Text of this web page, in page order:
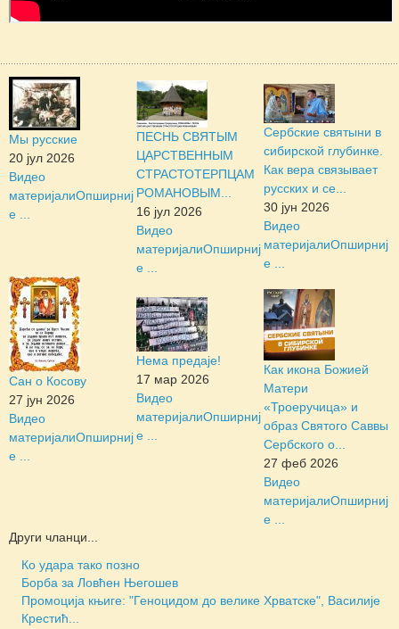
Мы русские
20 јул 2026
Видео
материјалиОпширниј
е ...
ПЕСНЬ СВЯТЫМ
ЦАРСТВЕННЫМ
СТРАСТОТЕРПЦАМ
РОМАНОВЫМ...
16 јул 2026
Видео
материјалиОпширниј
е ...
Сербские святыни в
сибирской глубинке.
Как вера связывает
русских и се...
30 јун 2026
Видео
материјалиОпширниј
е ...
Сан о Косову
27 јун 2026
Видео
материјалиОпширниј
е ...
Нема предаје!
17 мар 2026
Видео
материјалиОпширниј
е ...
Как икона Божией
Матери
«Троеручица» и
образ Святого Саввы
Сербского о...
27 феб 2026
Видео
материјалиОпширниј
е ...
Други чланци...
Ко удара тако позно
Борба за Ловћен Његошев
Промоција књиге: "Геноцидом до велике Хрватске", Василије
Крестић...